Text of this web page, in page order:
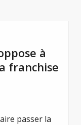
à
franchise
passer la